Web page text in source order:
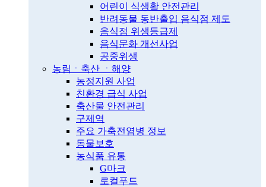
어린이 식생활 안전관리
반려동물 동반출입 음식점 제도
음식점 위생등급제
음식문화 개선사업
공중위생
농림ㆍ축산 ㆍ해양
농정지원 사업
친환경 급식 사업
축산물 안전관리
구제역
주요 가축전염병 정보
동물보호
농식품 유통
G마크
로컬푸드